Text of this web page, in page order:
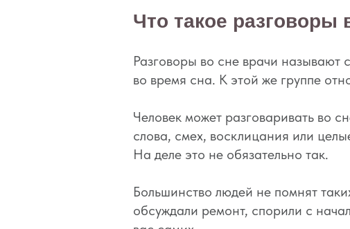
Что такое разговоры
Разговоры во сне врачи называют
во время сна. К этой же группе
Человек может разговаривать во
слова, смех, восклицания или
На деле это не обязательно так.
Большинство людей не помнят
обсуждали ремонт, спорили с